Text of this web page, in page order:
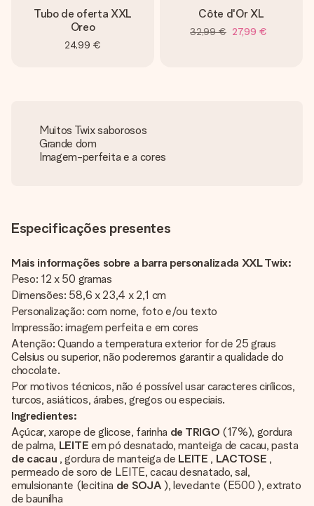
Tubo de oferta XXL
Oreo
24,99 €
Côte d'Or XL
32,99 € 27,99 €
Muitos Twix saborosos
Grande dom
Imagem-perfeita e a cores
Especificações presentes
Mais informações sobre a barra personalizada XXL Twix:
Peso: 12 x 50 gramas
Dimensões: 58,6 x 23,4 x 2,1 cm
Personalização: com nome, foto e/ou texto
Impressão: imagem perfeita e em cores
Atenção: Quando a temperatura exterior for de 25 graus
Celsius ou superior, não poderemos garantir a qualidade do
chocolate.
Por motivos técnicos, não é possível usar caracteres cirílicos,
turcos, asiáticos, árabes, gregos ou especiais.
Ingredientes:
Açúcar, xarope de glicose, farinha de TRIGO (17%), gordura
de palma, LEITE em pó desnatado, manteiga de cacau, pasta
de cacau , gordura de manteiga de LEITE , LACTOSE ,
permeado de soro de LEITE, cacau desnatado, sal,
emulsionante (lecitina de SOJA ), levedante (E500 ), extrato
de baunilha